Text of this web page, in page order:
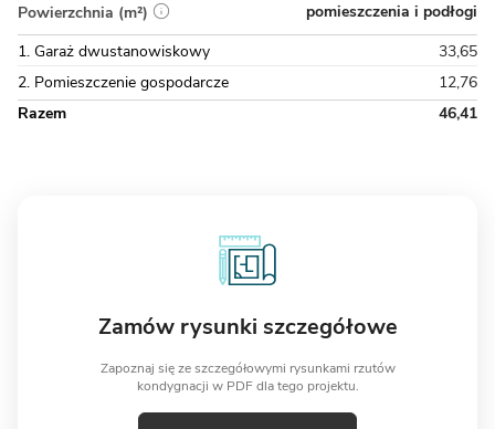
Powierzchnia (m²)
pomieszczenia i podłogi
1. Garaż dwustanowiskowy
33,65
2. Pomieszczenie gospodarcze
12,76
Razem
46,41
Zamów rysunki szczegółowe
Zapoznaj się ze szczegółowymi rysunkami rzutów
kondygnacji w PDF dla tego projektu.